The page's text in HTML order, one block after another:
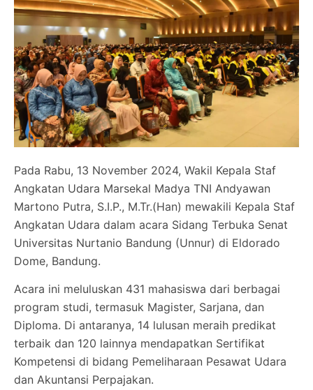
Pada Rabu, 13 November 2024, Wakil Kepala Staf
Angkatan Udara Marsekal Madya TNI Andyawan
Martono Putra, S.I.P., M.Tr.(Han) mewakili Kepala Staf
Angkatan Udara dalam acara Sidang Terbuka Senat
Universitas Nurtanio Bandung (Unnur) di Eldorado
Dome, Bandung.
Acara ini meluluskan 431 mahasiswa dari berbagai
program studi, termasuk Magister, Sarjana, dan
Diploma. Di antaranya, 14 lulusan meraih predikat
terbaik dan 120 lainnya mendapatkan Sertifikat
Kompetensi di bidang Pemeliharaan Pesawat Udara
dan Akuntansi Perpajakan.